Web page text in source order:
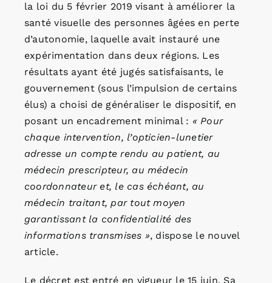
la loi du 5 février 2019 visant à améliorer la
santé visuelle des personnes âgées en perte
d’autonomie, laquelle avait instauré une
expérimentation dans deux régions. Les
résultats ayant été jugés satisfaisants, le
gouvernement (sous l’impulsion de certains
élus) a choisi de généraliser le dispositif, en
posant un encadrement minimal : « Pour
chaque intervention, l’opticien-lunetier
adresse un compte rendu au patient, au
médecin prescripteur, au médecin
coordonnateur et, le cas échéant, au
médecin traitant, par tout moyen
garantissant la confidentialité des
informations transmises », dispose le nouvel
article.
Le décret est entré en vigueur le 15 juin. Sa